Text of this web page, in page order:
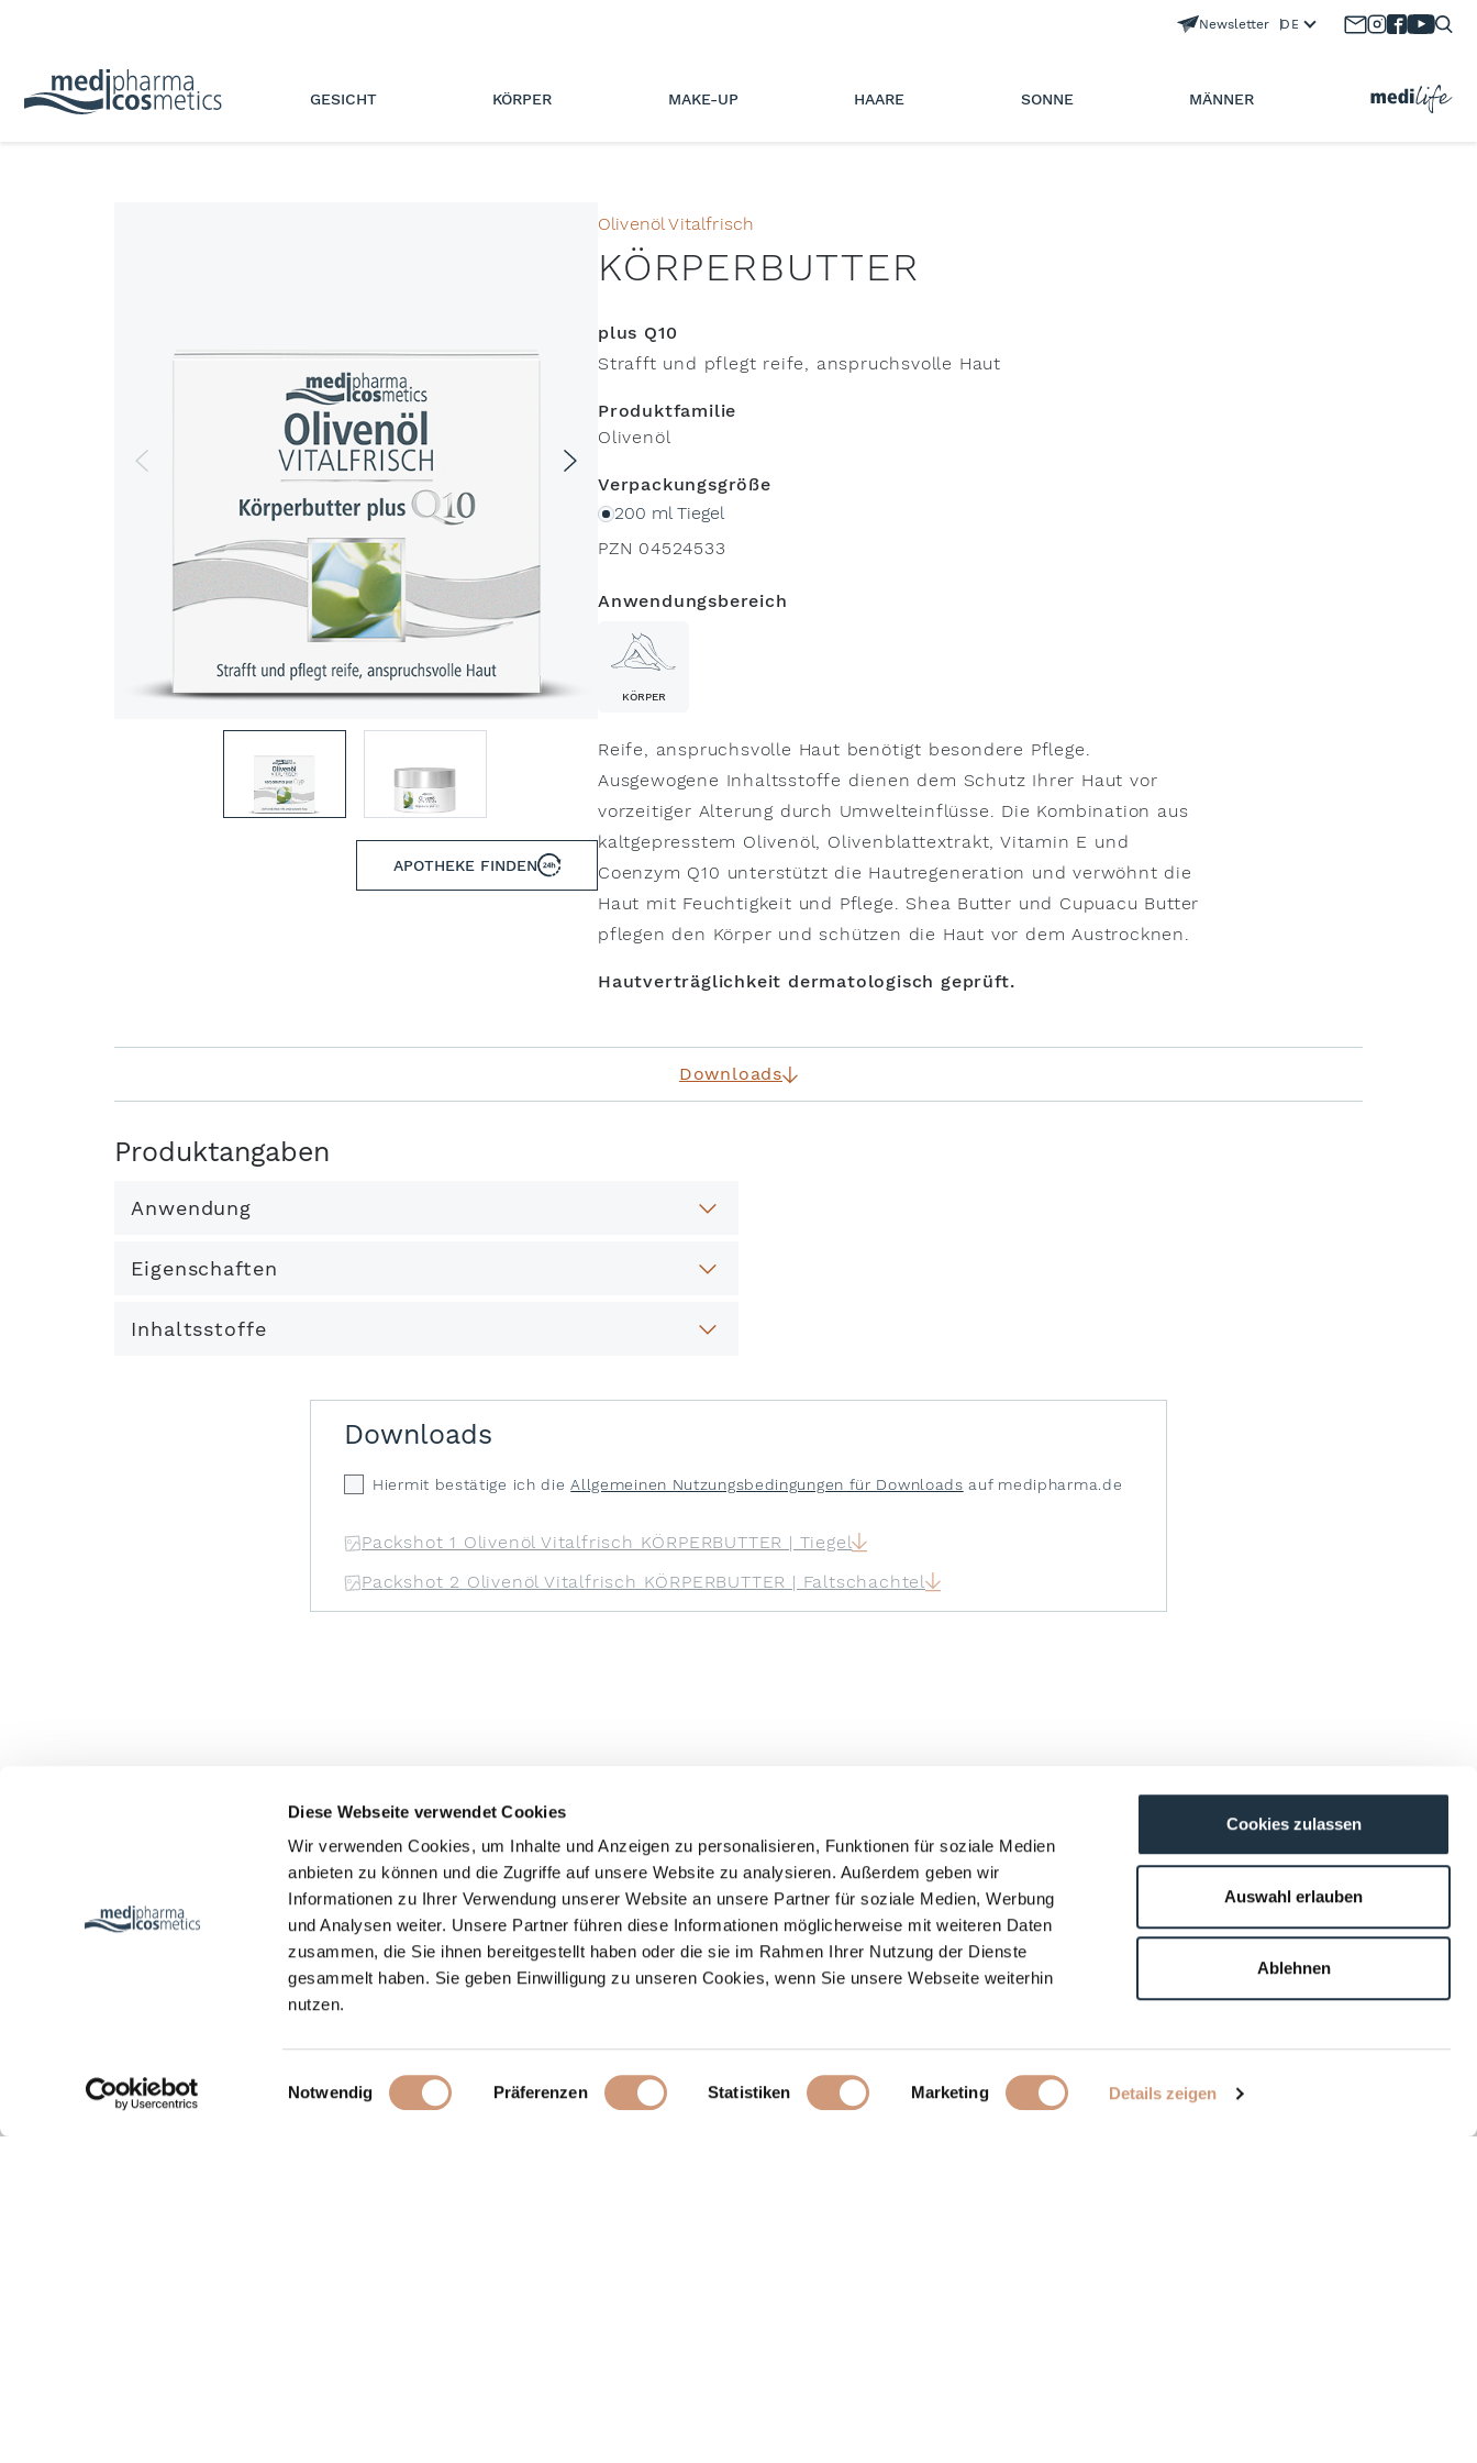
Diese Webseite verwendet Cookies
Wir verwenden Cookies, um Inhalte und Anzeigen zu personalisieren, Funktionen für soziale Medien
anbieten zu können und die Zugriffe auf unsere Website zu analysieren. Außerdem geben wir
Informationen zu Ihrer Verwendung unserer Website an unsere Partner für soziale Medien, Werbung
und Analysen weiter. Unsere Partner führen diese Informationen möglicherweise mit weiteren Daten
zusammen, die Sie ihnen bereitgestellt haben oder die sie im Rahmen Ihrer Nutzung der Dienste
gesammelt haben. Sie geben Einwilligung zu unseren Cookies, wenn Sie unsere Webseite weiterhin
nutzen.
Einwilligungsauswahl
Notwendig Präferenzen Statistiken Marketing Details zeigen
Cookies zulassen
Auswahl erlauben
Ablehnen
Newsletter DE
GESICHT KÖRPER MAKE-UP HAARE SONNE MÄNNER
APOTHEKE FINDEN
Olivenöl Vitalfrisch
KÖRPERBUTTER
plus Q10
Strafft und pflegt reife, anspruchsvolle Haut
Produktfamilie
Olivenöl
Verpackungsgröße
200 ml Tiegel
PZN 04524533
Anwendungsbereich
KÖRPER
Reife, anspruchsvolle Haut benötigt besondere Pflege.
Ausgewogene Inhaltsstoffe dienen dem Schutz Ihrer Haut vor
vorzeitiger Alterung durch Umwelteinflüsse. Die Kombination aus
kaltgepresstem Olivenöl, Olivenblattextrakt, Vitamin E und
Coenzym Q10 unterstützt die Hautregeneration und verwöhnt die
Haut mit Feuchtigkeit und Pflege. Shea Butter und Cupuacu Butter
pflegen den Körper und schützen die Haut vor dem Austrocknen.
Hautverträglichkeit dermatologisch geprüft.
Downloads
Produktangaben
Anwendung
Eigenschaften
Inhaltsstoffe
Downloads
Hiermit bestätige ich dieAllgemeinen Nutzungsbedingungen für Downloads auf medipharma.de
Packshot 1 Olivenöl Vitalfrisch KÖRPERBUTTER | Tiegel
Packshot 2 Olivenöl Vitalfrisch KÖRPERBUTTER | Faltschachtel